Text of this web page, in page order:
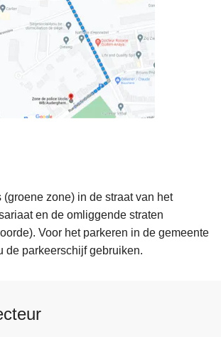
(groene zone) in de straat van het
en de omliggende straten
Voor het parkeren in de gemeente
de parkeerschijf gebruiken.